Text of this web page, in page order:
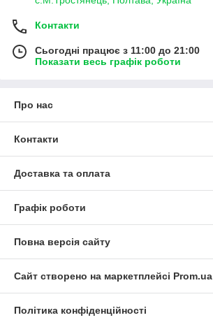
Контакти
Сьогодні працює з 11:00 до 21:00
Показати весь графік роботи
Про нас
Контакти
Доставка та оплата
Графік роботи
Повна версія сайту
Сайт створено на маркетплейсі Prom.ua
Політика конфіденційності